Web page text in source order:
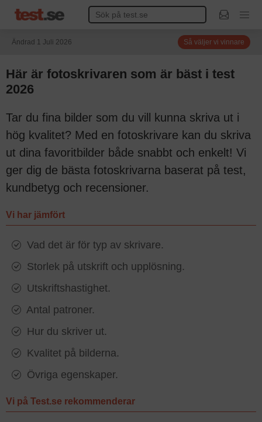
Ändrad 1 Juli 2026 Så väljer vi vinnare
Här är fotoskrivaren som är bäst i test
2026
Tar du fina bilder som du vill kunna skriva ut i
hög kvalitet? Med en fotoskrivare kan du skriva
ut dina favoritbilder både snabbt och enkelt! Vi
ger dig de bästa fotoskrivarna baserat på test,
kundbetyg och recensioner.
Vi har jämfört
Vad det är för typ av skrivare.
Storlek på utskrift och upplösning.
Utskriftshastighet.
Antal patroner.
Hur du skriver ut.
Kvalitet på bilderna.
Övriga egenskaper.
Vi på Test.se rekommenderar